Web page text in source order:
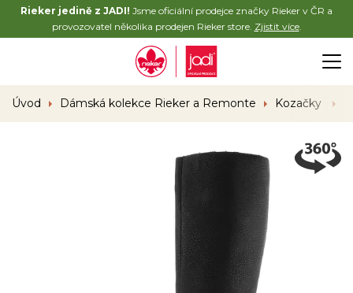
Rieker jedině z JADI! Jsme oficiální prodejce značky Rieker v ČR a
provozovatel několika prodejen Rieker store. Zjistit více.
Úvod Dámská kolekce Rieker a Remonte Kozačky